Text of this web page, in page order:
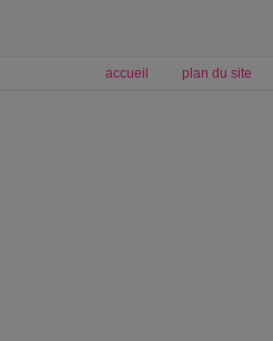
accueil plan du site